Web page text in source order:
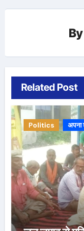
By
Related Post
Politics अपना